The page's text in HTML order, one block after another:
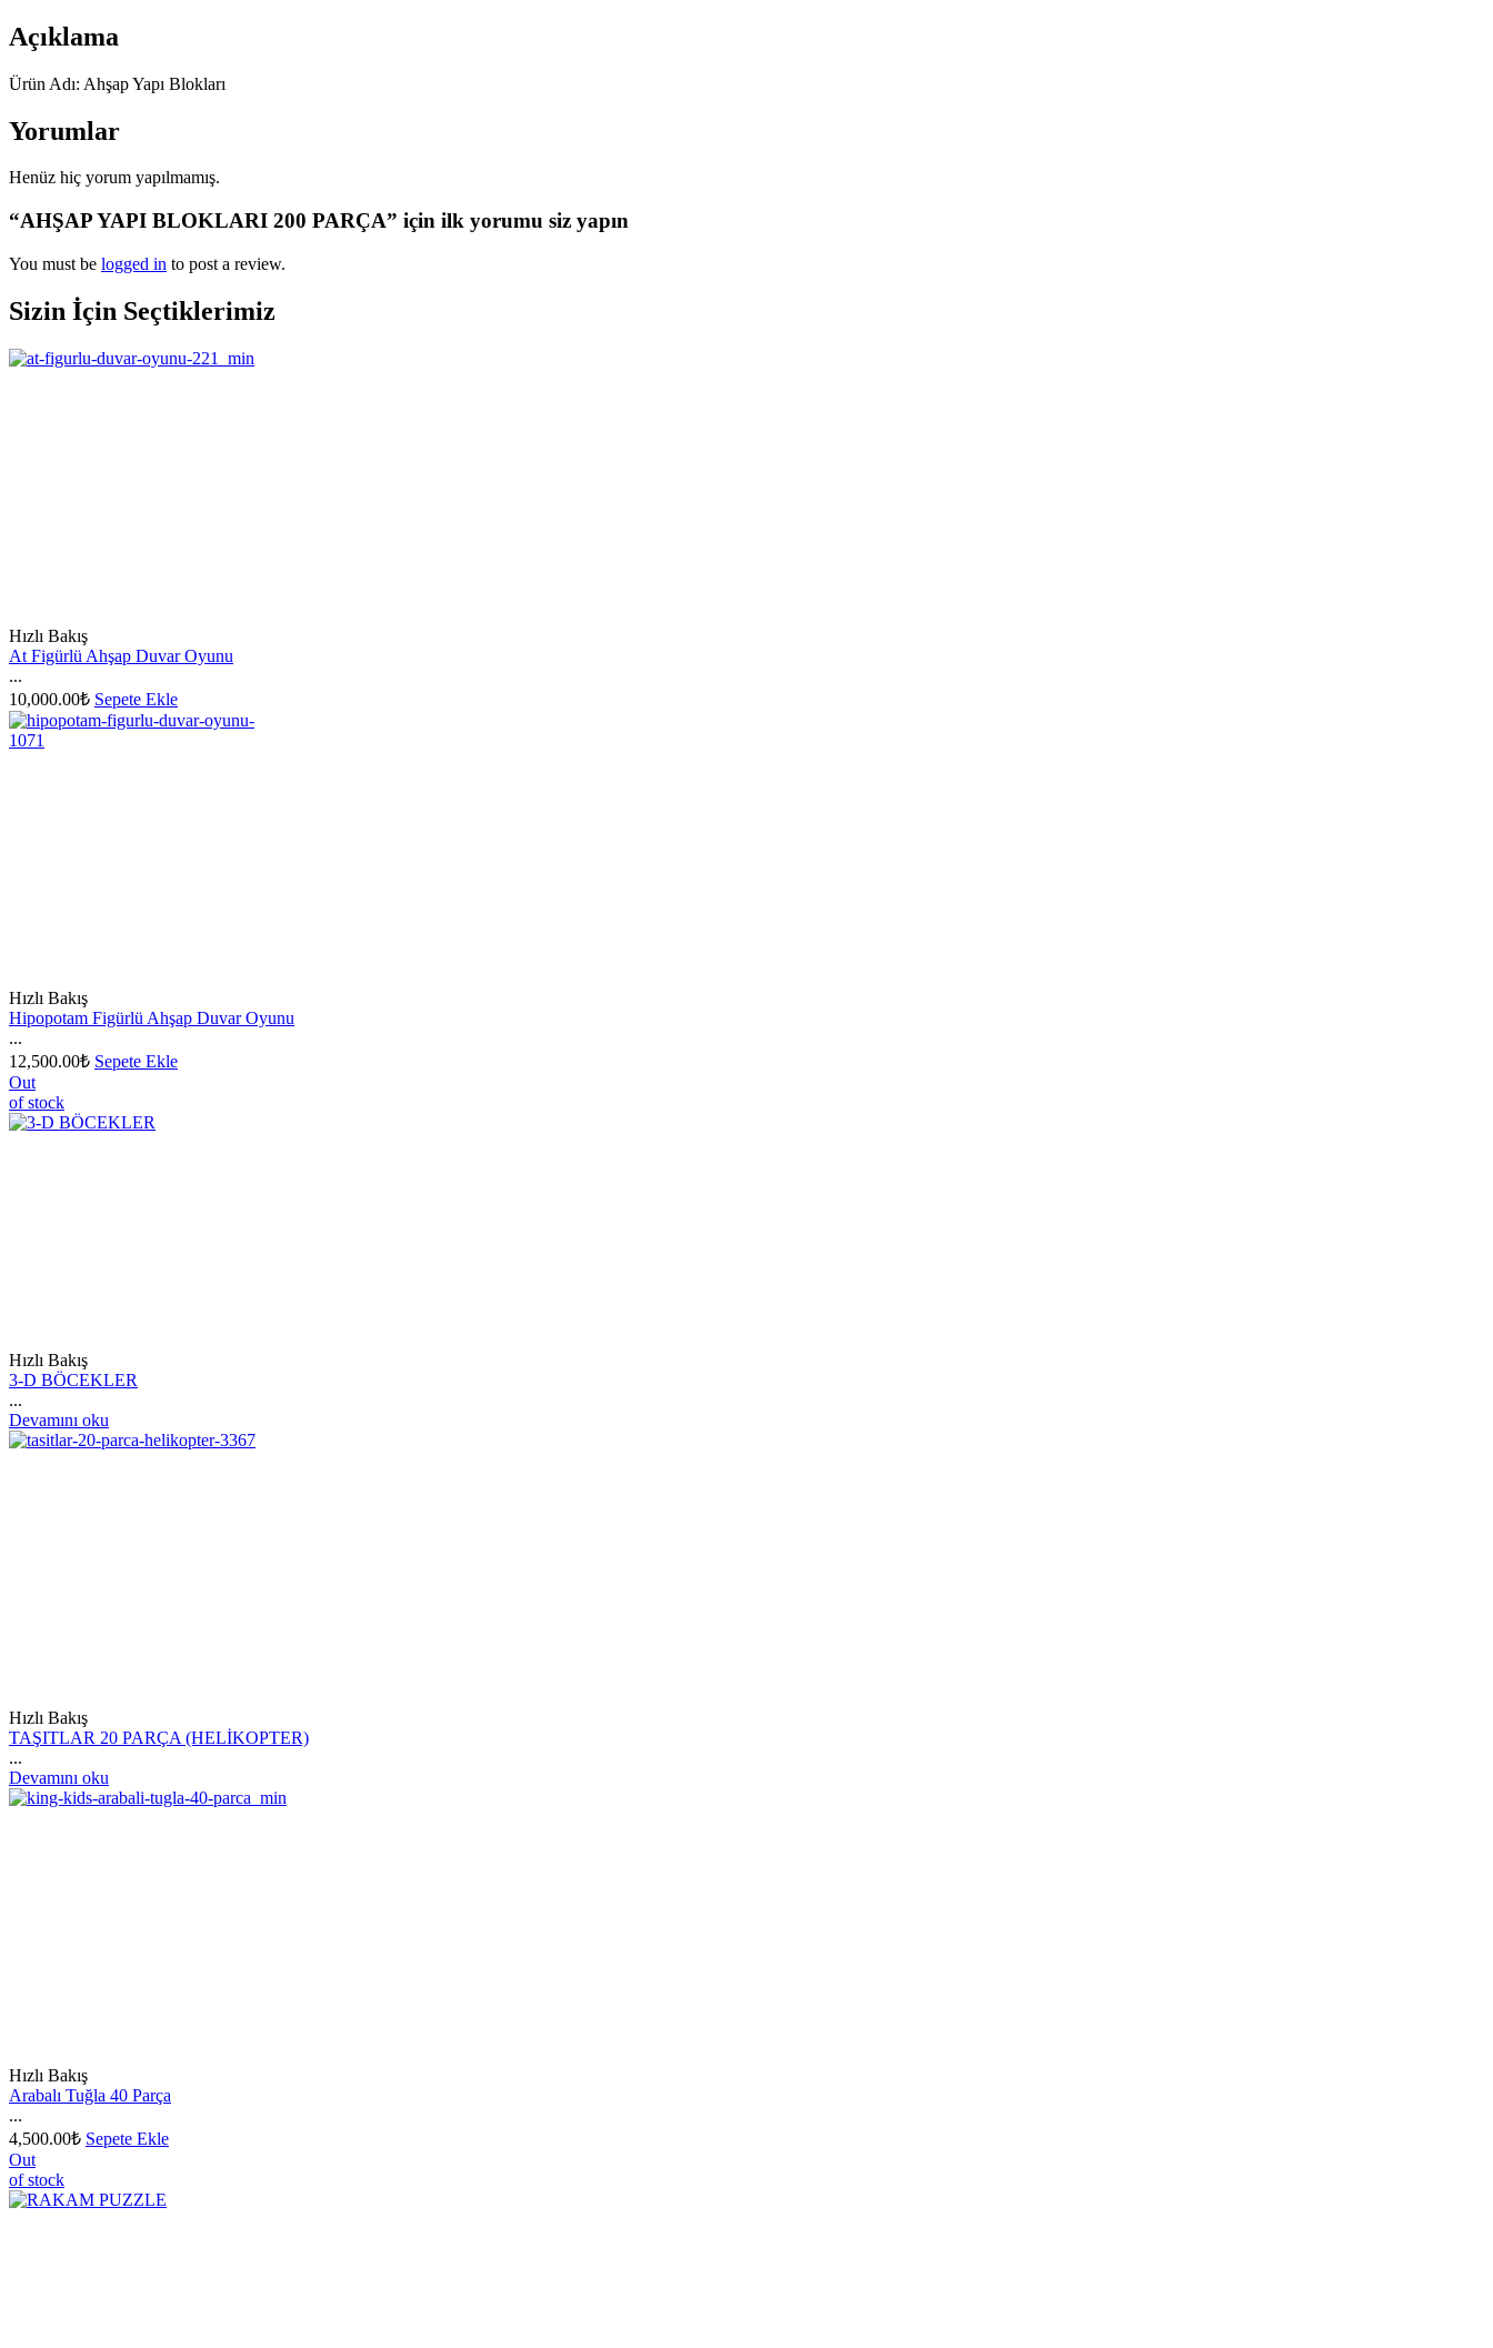
Açıklama
Ürün Adı: Ahşap Yapı Blokları
Yorumlar
Henüz hiç yorum yapılmamış.
“AHŞAP YAPI BLOKLARI 200 PARÇA” için ilk yorumu siz yapın
You must be logged in to post a review.
Sizin İçin Seçtiklerimiz
Hızlı Bakış
At Figürlü Ahşap Duvar Oyunu
...
10,000.00₺ Sepete Ekle
Hızlı Bakış
Hipopotam Figürlü Ahşap Duvar Oyunu
...
12,500.00₺ Sepete Ekle
Out
of stock
Hızlı Bakış
3-D BÖCEKLER
...
Devamını oku
Hızlı Bakış
TAŞITLAR 20 PARÇA (HELİKOPTER)
...
Devamını oku
Hızlı Bakış
Arabalı Tuğla 40 Parça
...
4,500.00₺ Sepete Ekle
Out
of stock